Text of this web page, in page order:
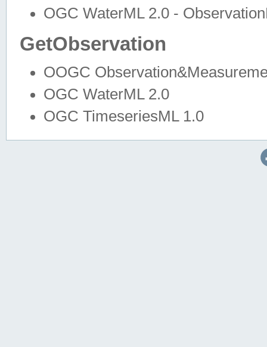
OGC WaterML 2.0 -
GetObservation
OOGC
OGC WaterML 2.0
OGC TimeseriesML 1.0